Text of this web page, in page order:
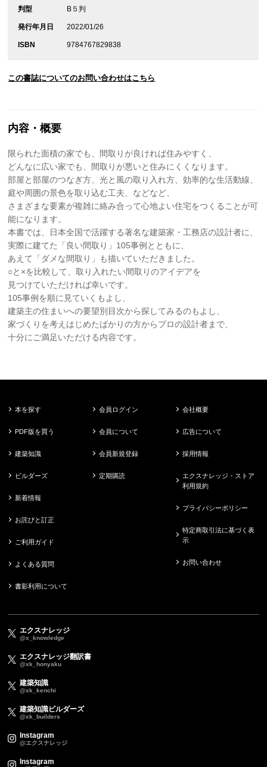
判型 B５判
発行年月日 2022/01/26
ISBN 9784767829838
この書誌についてのお問い合わせはこちら
内容・概要
限られた面積の家でも、間取りが良ければ住みやすく、
どんなに広い家でも、間取りが悪いと住みにくくなります。
部屋と部屋のつなぎ方、光と風の取り入れ方、効率的な生活動線、
庭や周囲の景色を取り込む工夫、などなど、
さまざまな要素が複雑に絡み合って心地よい住宅をつくることが可
能になります。
本書では、日本全国で活躍する著名な建築家・工務店の設計者に、
実際に建てた「良い間取り」105事例とともに、
あえて「ダメな間取り」も描いていただきました。
○と×を比較して、取り入れたい間取りのアイデアを
見つけていただければ幸いです。
105事例を順に見ていくもよし、
建築主の住まいへの要望別目次から探してみるのもよし、
家づくりを考えはじめたばかりの方からプロの設計者まで、
十分にご満足いただける内容です。
本を探す
PDF版を買う
建築知識
ビルダーズ
新着情報
お詫びと訂正
ご利用ガイド
よくある質問
書影利用について
会員ログイン
会員について
会員新規登録
定期購読
会社概要
広告について
採用情報
エクスナレッジ・ストア
利用規約
プライバシーポリシー
特定商取引法に基づく表
示
お問い合わせ
エクスナレッジ
@x_knowledge
エクスナレッジ翻訳書
@xk_honyaku
建築知識
@xk_kenchi
建築知識ビルダーズ
@xk_builders
Instagram
@エクスナレッジ
Instagram